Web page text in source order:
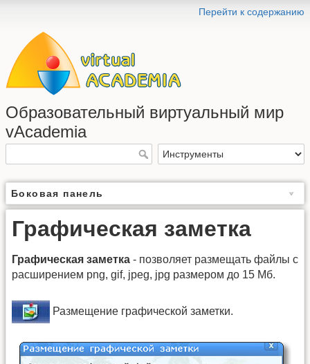
Перейти к содержанию
Образовательный виртуальный мир
vAcademia
Боковая панель
Графическая заметка
Графическая заметка ‑ позволяет размещать файлы с
расширением png, gif, jpeg, jpg размером до 15 Мб.
Размещение графической заметки.